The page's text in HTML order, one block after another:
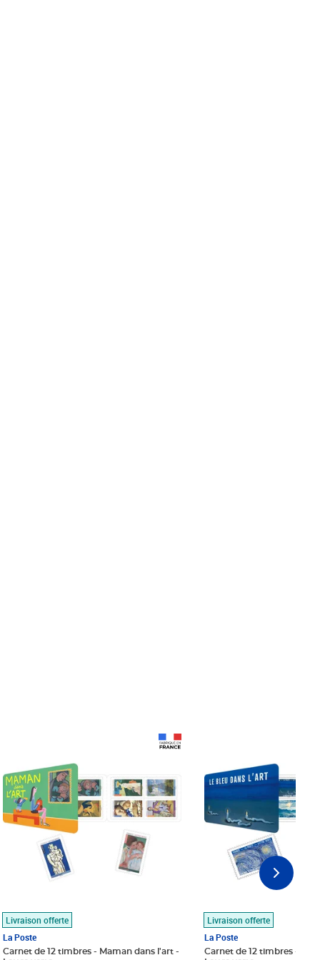
Livraison offerte
La Poste
Carnet de 12 timbres - Maman dans l'art -
Livraison offerte
La Poste
Carnet de 12 timbres - Le